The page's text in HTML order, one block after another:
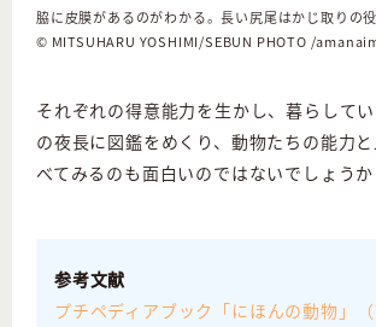
脇に皮膜があるのがわかる。長い尻尾はかじ取りの
©︎ MITSUHARU YOSHIMI/SEBUN PHOTO /
それぞれの得意能力を生かし、暮らして
の夜長に図鑑をめくり、動物たちの能力
べてみるのも面白いのではないでしょうか
参考文献
プチペディアブック「にほんの動物」